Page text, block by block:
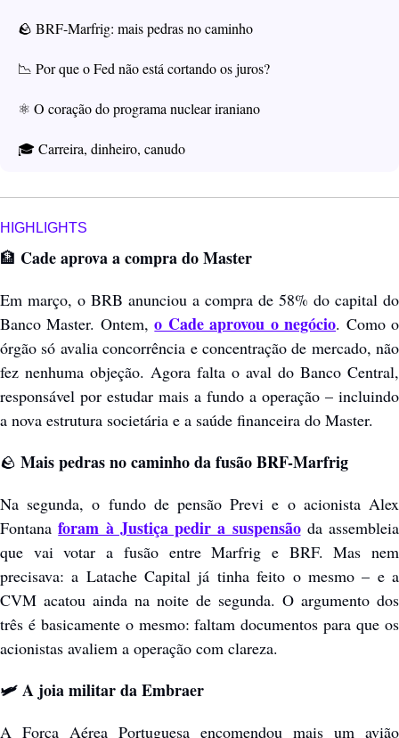
🪨 BRF-Marfrig: mais pedras no caminho
📉 Por que o Fed não está cortando os juros?
⚛️ O coração do programa nuclear iraniano
🎓 Carreira, dinheiro, canudo
HIGHLIGHTS
🏦 Cade aprova a compra do Master
Em março, o BRB anunciou a compra de 58% do capital do
Banco Master. Ontem, o Cade aprovou o negócio. Como o
órgão só avalia concorrência e concentração de mercado, não
fez nenhuma objeção. Agora falta o aval do Banco Central,
responsável por estudar mais a fundo a operação – incluindo
a nova estrutura societária e a saúde financeira do Master.
🪨 Mais pedras no caminho da fusão BRF-Marfrig
Na segunda, o fundo de pensão Previ e o acionista Alex
Fontana foram à Justiça pedir a suspensão da assembleia
que vai votar a fusão entre Marfrig e BRF. Mas nem
precisava: a Latache Capital já tinha feito o mesmo – e a
CVM acatou ainda na noite de segunda. O argumento dos
três é basicamente o mesmo: faltam documentos para que os
acionistas avaliem a operação com clareza.
🛩️ A joia militar da Embraer
A Força Aérea Portuguesa encomendou mais um avião